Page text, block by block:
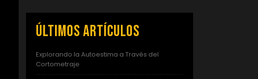
Últimos artículos
Explorando la Autoestima a Través del
Cortometraje